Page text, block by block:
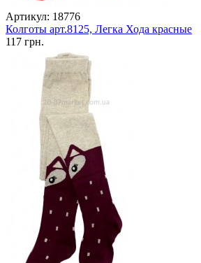
Артикул: 18776
Колготы арт.8125, Легка Хода красные
117 грн.